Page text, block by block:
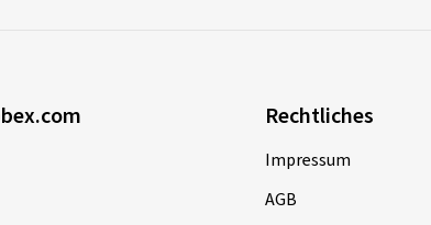
Rechtliches
Impressum
AGB